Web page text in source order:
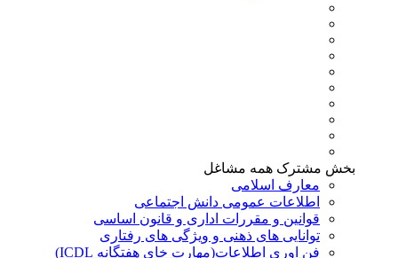
بخش مشترک همه مشاغل
معارف اسلامی
اطلاعات عمومی دانش اجتماعی
قوانین و مقررات اداری و قانون اساسی
توانایی های ذهنی و ویژگی های رفتاری
فن اوری اطلاعات(مهارت خای هفتگانه ICDL)